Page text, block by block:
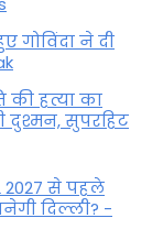
गोविंदा ने दी
की हत्या का
दुश्मन, सुपरहिट
2027 से पहले
दिल्ली? -